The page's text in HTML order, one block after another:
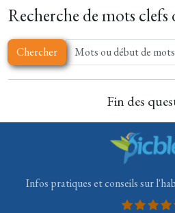
Recherche de mots clefs
Chercher
Fin des
Infos pratiques et conseils sur